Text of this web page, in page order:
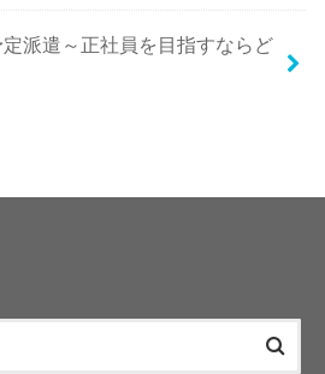
派遣～正社員を目指すならど